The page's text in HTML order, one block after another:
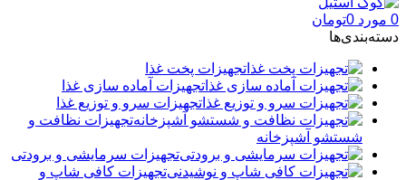
0 مورد 0تومان
دسته‌بندی‌ها
تجهیزات پخت غذا
تجهیزات آماده سازی غذا
تجهیزات سرو و توزیع غذا
تجهیزات نظافت و
شستشو آشپزخانه
تجهیزات سرمایشی و برودتی
تجهیزات کافی شاپ و